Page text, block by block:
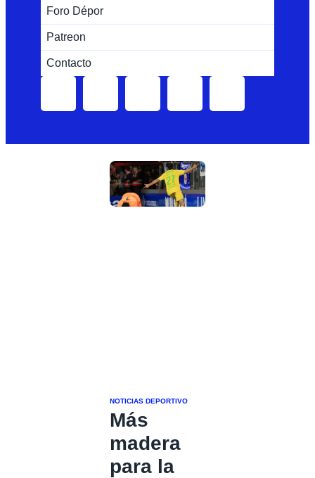
Foro Dépor
Patreon
Contacto
NOTICIAS DEPORTIVO
Más
madera
para la